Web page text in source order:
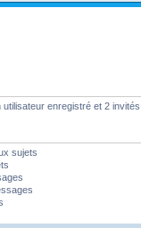
enregistré et 2 invités
sujets